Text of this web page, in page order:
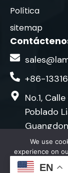
Política
sitemap
+86-
No.1,
Poblado
F
EN
We use
experience on
will